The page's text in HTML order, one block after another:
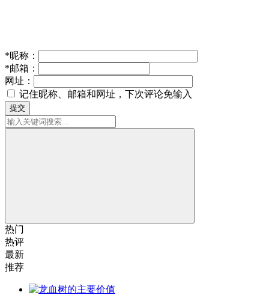
*昵称：
*邮箱：
网址：
记住昵称、邮箱和网址，下次评论免输入
提交
热门
热评
最新
推荐